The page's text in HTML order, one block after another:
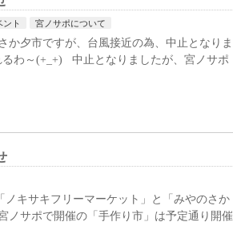
ント 宮ノサポについて
か夕市ですが、台風接近の為、中止となりま
るわ～(+_+) 中止となりましたが、宮ノサポ
ノキサキフリーマーケット」と「みやのさか
ノサポで開催の「手作り市」は予定通り開催